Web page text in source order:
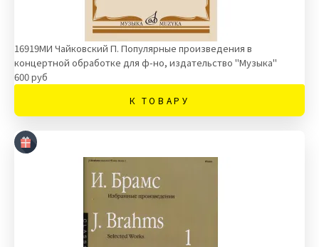
16919МИ Чайковский П. Популярные произведения в
концертной обработке для ф-но, издательство "Музыка"
600 руб
К ТОВАРУ